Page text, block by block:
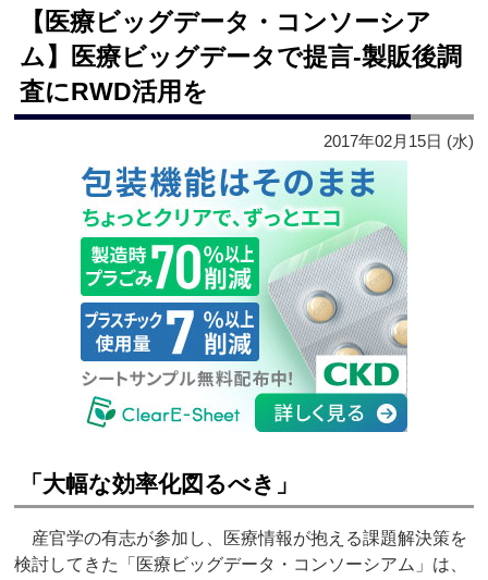
【医療ビッグデータ・コンソーシア
ム】医療ビッグデータで提言‐製販後調
査にRWD活用を
2017年02月15日 (水)
「大幅な効率化図るべき」
産官学の有志が参加し、医療情報が抱える課題解決策を
検討してきた「医療ビッグデータ・コンソーシアム」は、